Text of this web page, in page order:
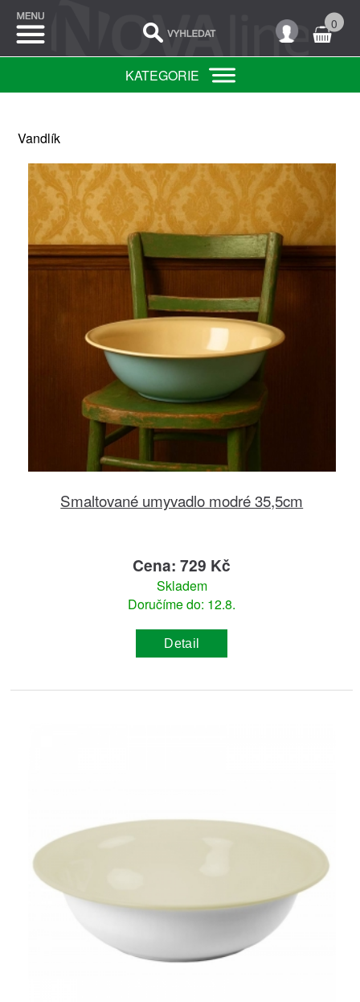
0
KATEGORIE
Vandlík
Smaltované umyvadlo modré 35,5cm
Cena: 729 Kč
Skladem
Doručíme do: 12.8.
Detail